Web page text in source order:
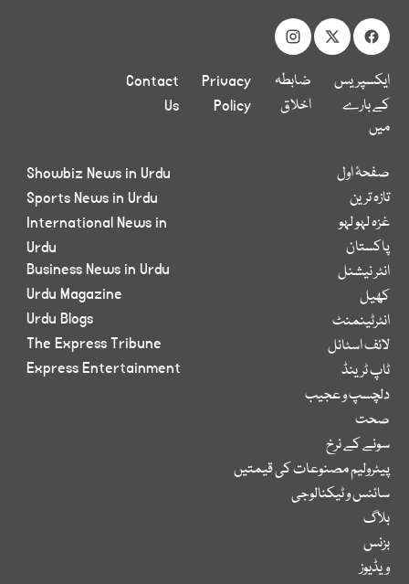
ایکسپریس
کے بارے
میں
ضابطہ
اخلاق
Privacy
Policy
Contact
Us
صفحۂ اول
تازہ ترین
غزہ لہو لہو
پاکستان
انٹر نیشنل
کھیل
انٹرٹینمنٹ
لائف اسٹائل
ٹاپ ٹرینڈ
دلچسپ و عجیب
صحت
سونے کے نرخ
پیٹرولیم مصنوعات کی قیمتیں
سائنس و ٹیکنالوجی
بلاگ
بزنس
ویڈیوز
Showbiz News in Urdu
Sports News in Urdu
International News in
Urdu
Business News in Urdu
Urdu Magazine
Urdu Blogs
The Express Tribune
Express Entertainment